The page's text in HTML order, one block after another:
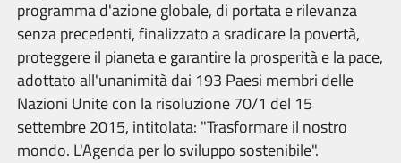
programma d'azione globale, di portata e rilevanza
senza precedenti, finalizzato a sradicare la povertà,
proteggere il pianeta e garantire la prosperità e la pace,
adottato all'unanimità dai 193 Paesi membri delle
Nazioni Unite con la risoluzione 70/1 del 15
settembre 2015, intitolata: "Trasformare il nostro
mondo. L'Agenda per lo sviluppo sostenibile".